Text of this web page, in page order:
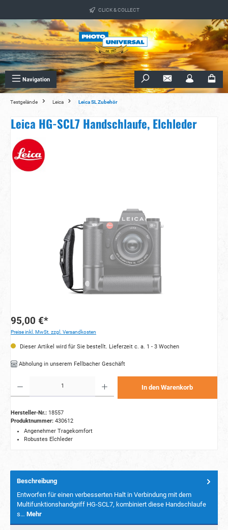
CLICK & COLLECT
Navigation
Testgelände Leica Leica SL Zubehör
Leica HG-SCL7 Handschlaufe, Elchleder
95,00 €*
Preise inkl. MwSt. zzgl. Versandkosten
Dieser Artikel wird für Sie bestellt. Lieferzeit c. a. 1 - 3 Wochen
Abholung in unserem Fellbacher Geschäft
In den Warenkorb
Hersteller-Nr.: 18557
Produktnummer: 430612
Angenehmer Tragekomfort
Robustes Elchleder
Beschreibung
Entworfen für einen verbesserten Halt in Verbindung mit dem
Multifunktionshandgriff HG-SCL7, kombiniert diese Handschlaufe
s… Mehr